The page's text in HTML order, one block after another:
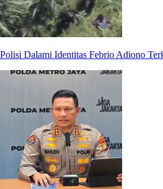
Polisi Dalami Identitas Febrio Adiono